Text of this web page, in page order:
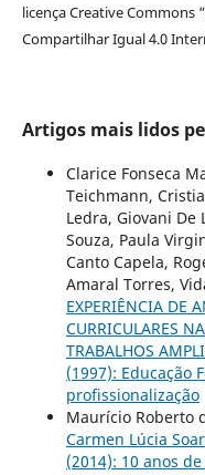
licença Creative Commons
Compartilhar Igual 4.0
Artigos mais lidos
Clarice Fonseca
Teichmann,
Ledra, Giovani De
Souza, Paula
Canto Capela,
Amaral Torres,
EXPERIÊNCIA DE
CURRICULARES
TRABALHOS
(1997): Educação
profissionalização
Maurício Roberto
Carmen Lúcia
(2014): 10 anos